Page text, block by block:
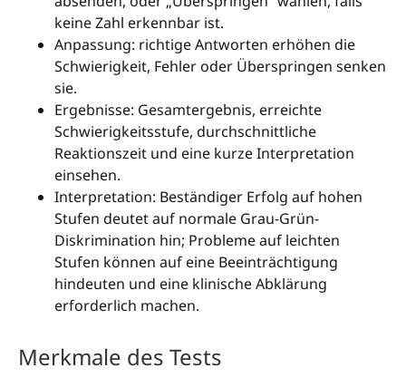
keine Zahl erkennbar ist.
Anpassung: richtige Antworten erhöhen die
Schwierigkeit, Fehler oder Überspringen senken
sie.
Ergebnisse: Gesamtergebnis, erreichte
Schwierigkeitsstufe, durchschnittliche
Reaktionszeit und eine kurze Interpretation
einsehen.
Interpretation: Beständiger Erfolg auf hohen
Stufen deutet auf normale Grau-Grün-
Diskrimination hin; Probleme auf leichten
Stufen können auf eine Beeinträchtigung
hindeuten und eine klinische Abklärung
erforderlich machen.
Merkmale des Tests